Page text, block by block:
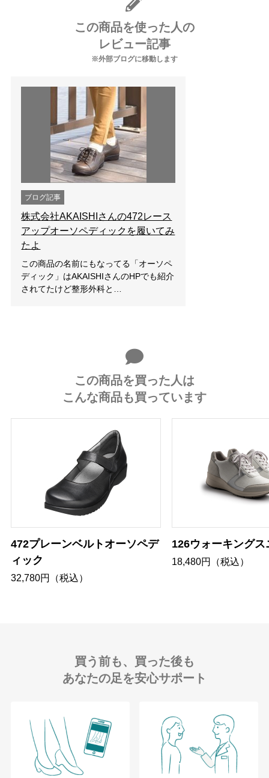
この商品を使った人の
レビュー記事
※外部ブログに移動します
ブログ記事
株式会社AKAISHIさんの472レース
アップオーソペディックを履いてみ
たよ
この商品の名前にもなってる「オーソペ
ディック」はAKAISHIさんのHPでも紹介
されてたけど整形外科と…
この商品を買った人は
こんな商品も買っています
472プレーンベルトオーソペデ
ィック
32,780円（税込）
126ウォーキングス
18,480円（税込）
買う前も、買った後も
あなたの足を安心サポート